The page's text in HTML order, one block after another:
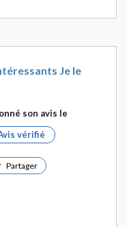
Je le
son avis le
vérifié
Partager